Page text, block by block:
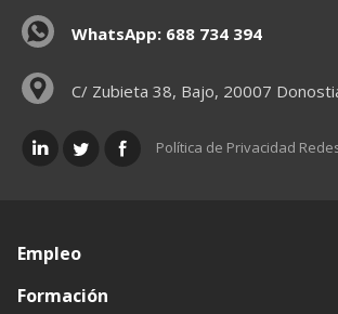
WhatsApp: 688 734 394
C/ Zubieta 38, Bajo, 20007
Política de Privacidad
Empleo
Formación